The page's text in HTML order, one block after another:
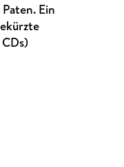
Ein